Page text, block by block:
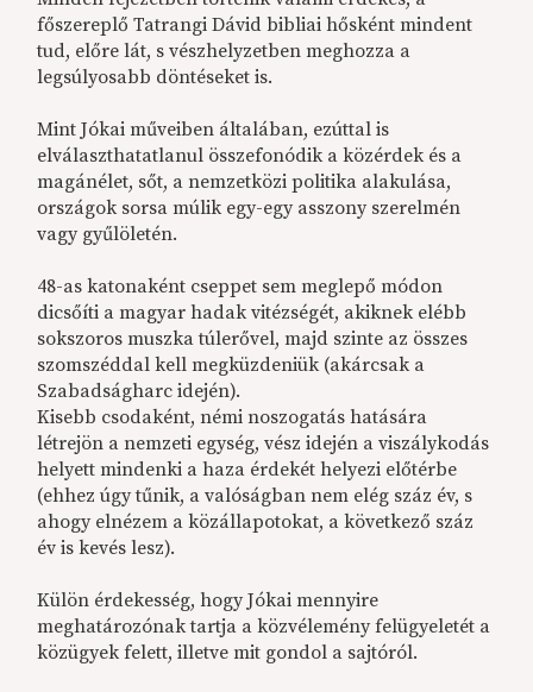
főszereplő Tatrangi Dávid bibliai hősként mindent
tud, előre lát, s vészhelyzetben meghozza a
legsúlyosabb döntéseket is.
Mint Jókai műveiben általában, ezúttal is
elválaszthatatlanul összefonódik a közérdek és a
magánélet, sőt, a nemzetközi politika alakulása,
országok sorsa múlik egy-egy asszony szerelmén
vagy gyűlöletén.
48-as katonaként cseppet sem meglepő módon
dicsőíti a magyar hadak vitézségét, akiknek elébb
sokszoros muszka túlerővel, majd szinte az összes
szomszéddal kell megküzdeniük (akárcsak a
Szabadságharc idején).
Kisebb csodaként, némi noszogatás hatására
létrejön a nemzeti egység, vész idején a viszálykodás
helyett mindenki a haza érdekét helyezi előtérbe
(ehhez úgy tűnik, a valóságban nem elég száz év, s
ahogy elnézem a közállapotokat, a következő száz
év is kevés lesz).
Külön érdekesség, hogy Jókai mennyire
meghatározónak tartja a közvélemény felügyeletét a
közügyek felett, illetve mit gondol a sajtóról.